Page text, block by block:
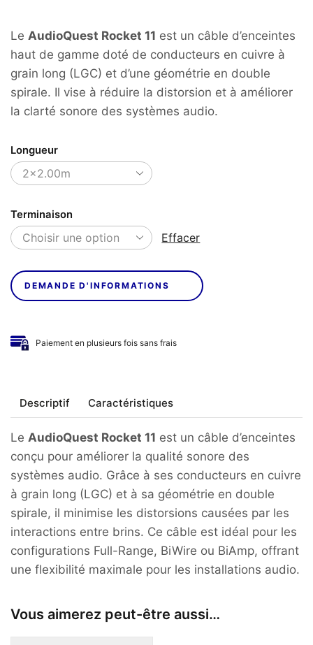
Le AudioQuest Rocket 11 est un câble d’enceintes
haut de gamme doté de conducteurs en cuivre à
grain long (LGC) et d’une géométrie en double
spirale. Il vise à réduire la distorsion et à améliorer
la clarté sonore des systèmes audio.
Longueur
Terminaison
Effacer
DEMANDE D'INFORMATIONS
Paiement en plusieurs fois sans frais
Descriptif Caractéristiques
Le AudioQuest Rocket 11 est un câble d’enceintes
conçu pour améliorer la qualité sonore des
systèmes audio. Grâce à ses conducteurs en cuivre
à grain long (LGC) et à sa géométrie en double
spirale, il minimise les distorsions causées par les
interactions entre brins. Ce câble est idéal pour les
configurations Full-Range, BiWire ou BiAmp, offrant
une flexibilité maximale pour les installations audio.
Vous aimerez peut-être aussi…